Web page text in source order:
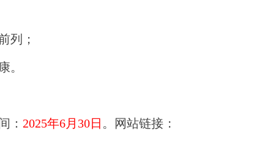
列；
。
： 2025年6月 30日 。网站链接：